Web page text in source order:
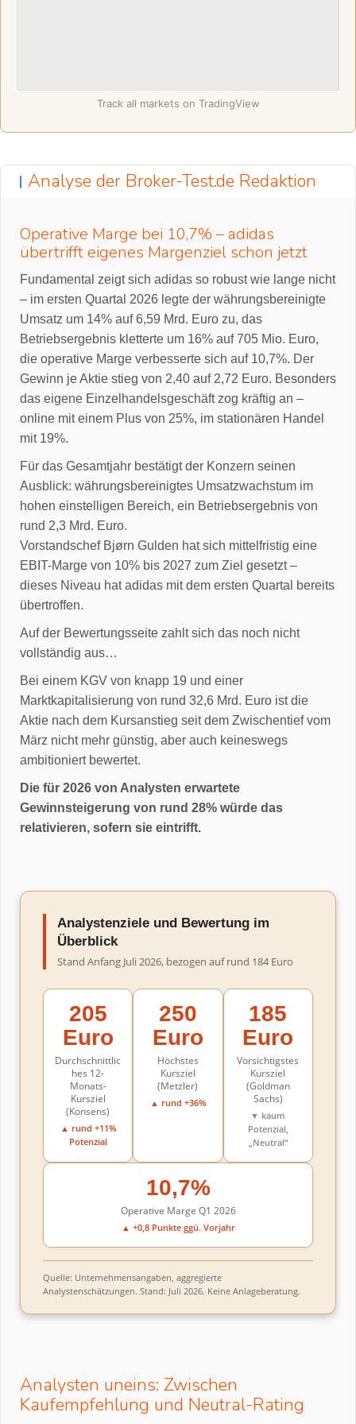
Track all markets on TradingView
Analyse der Broker-Test.de Redaktion
Operative Marge bei 10,7% – adidas
übertrifft eigenes Margenziel schon jetzt
Fundamental zeigt sich adidas so robust wie lange nicht
– im ersten Quartal 2026 legte der währungsbereinigte
Umsatz um 14% auf 6,59 Mrd. Euro zu, das
Betriebsergebnis kletterte um 16% auf 705 Mio. Euro,
die operative Marge verbesserte sich auf 10,7%. Der
Gewinn je Aktie stieg von 2,40 auf 2,72 Euro. Besonders
das eigene Einzelhandelsgeschäft zog kräftig an –
online mit einem Plus von 25%, im stationären Handel
mit 19%.
Für das Gesamtjahr bestätigt der Konzern seinen
Ausblick: währungsbereinigtes Umsatzwachstum im
hohen einstelligen Bereich, ein Betriebsergebnis von
rund 2,3 Mrd. Euro.
Vorstandschef Bjørn Gulden hat sich mittelfristig eine
EBIT-Marge von 10% bis 2027 zum Ziel gesetzt –
dieses Niveau hat adidas mit dem ersten Quartal bereits
übertroffen.
Auf der Bewertungsseite zahlt sich das noch nicht
vollständig aus…
Bei einem KGV von knapp 19 und einer
Marktkapitalisierung von rund 32,6 Mrd. Euro ist die
Aktie nach dem Kursanstieg seit dem Zwischentief vom
März nicht mehr günstig, aber auch keineswegs
ambitioniert bewertet.
Die für 2026 von Analysten erwartete
Gewinnsteigerung von rund 28% würde das
relativieren, sofern sie eintrifft.
Analystenziele und Bewertung im
Überblick
Stand Anfang Juli 2026, bezogen auf rund 184 Euro
205
Euro
Durchschnittlic
hes 12-
Monats-
Kursziel
(Konsens)
▲ rund +11%
Potenzial
250
Euro
Höchstes
Kursziel
(Metzler)
▲ rund +36%
185
Euro
Vorsichtigstes
Kursziel
(Goldman
Sachs)
▼ kaum
Potenzial,
„Neutral“
10,7%
Operative Marge Q1 2026
▲ +0,8 Punkte ggü. Vorjahr
Quelle: Unternehmensangaben, aggregierte
Analystenschätzungen. Stand: Juli 2026. Keine Anlageberatung.
Analysten uneins: Zwischen
Kaufempfehlung und Neutral-Rating